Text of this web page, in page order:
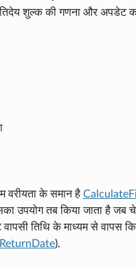
शुल्क की गणना और अपडेट
वरीयता के समान है
उपयोग तब किया जाता है जब
वापसी तिथि के माध्यम से वापस
).